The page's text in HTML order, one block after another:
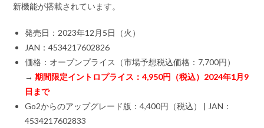
新機能が搭載されています。
発売日：2023年12月5日（火）
JAN：4534217602826
価格：オープンプライス（市場予想税込価格：7,700円）
→期間限定イントロプライス：4,950円（税込）2024年1月9
日まで
Go2からのアップグレード版：4,400円（税込） | JAN：
4534217602833